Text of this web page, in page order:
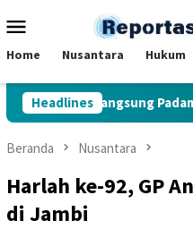
ke
Mobile
Home Nusantara Hukum
Headlines
Langsung Padamkan
Beranda Nusantara
Harlah ke-92, GP
di Jambi